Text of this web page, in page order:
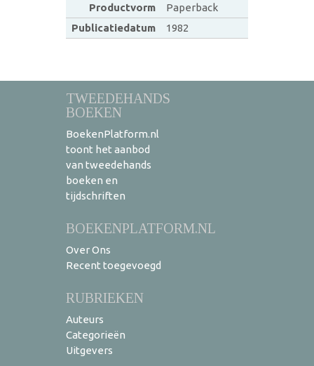
Productvorm
Paperback
Publicatiedatum
1982
TWEEDEHANDS
BOEKEN
BoekenPlatform.nl
toont het aanbod
van tweedehands
boeken en
tijdschriften
BOEKENPLATFORM.NL
Over Ons
Recent toegevoegd
RUBRIEKEN
Auteurs
Categorieën
Uitgevers